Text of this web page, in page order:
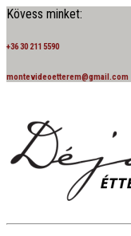
Kövess minket:
+36 30 211 5590
montevideoetterem@gmail.com